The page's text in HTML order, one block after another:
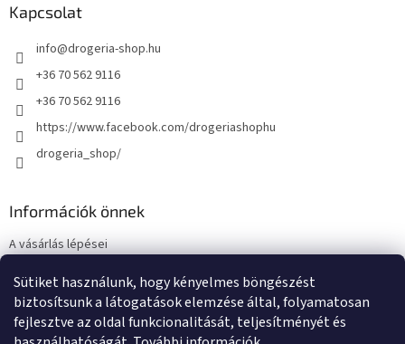
Sütiket használunk, hogy kényelmes böngészést
biztosítsunk a látogatások elemzése által, folyamatosan
fejlesztve az oldal funkcionalitását, teljesítményét és
Kapcsolat
info@drogeria-shop.hu
+36 70 562 9116
+36 70 562 9116
https://www.facebook.com/drogeriashophu
drogeria_shop/
Információk önnek
A vásárlás lépései
Adatkezelési tájékoztató
Elérhetőségek